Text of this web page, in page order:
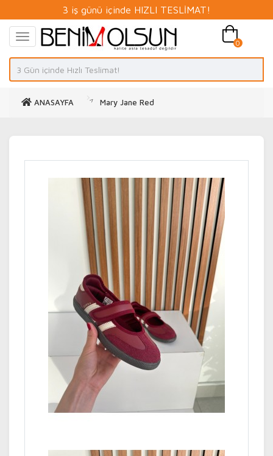
3 iş günü içinde HIZLI TESLİMAT!
0
ANASAYFA Mary Jane Red